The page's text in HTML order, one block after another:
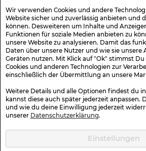
Wir verwenden Cookies und andere
Website sicher und zuverlässig anbieten und
können. Desweiteren um Inhalte und
Funktionen für soziale Medien anbieten zu
unsere Website zu analysieren. Damit das
Daten über unsere Nutzer und wie sie unsere
Geräten nutzen. Mit Klick auf "Ok" stimmst
Cookies und anderen Technologien zur
einschließlich der Übermittlung an unsere
Weitere Details und alle Optionen findest du
kannst diese auch später jederzeit anpassen.
und wie du deine Einwilligung jederzeit
unserer Datenschutzerklärung.
Einstellungen
Geschenk-Gutscheine
Versand & Rücksendung
Sicher Einkaufen
Kotte & Zeller 2026 © Alle Rechte